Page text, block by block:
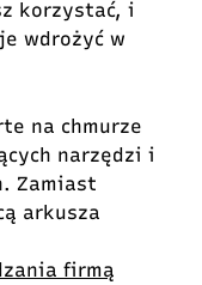
korzystać, i
wdrożyć w
na chmurze
narzędzi i
Zamiast
arkusza
firmą